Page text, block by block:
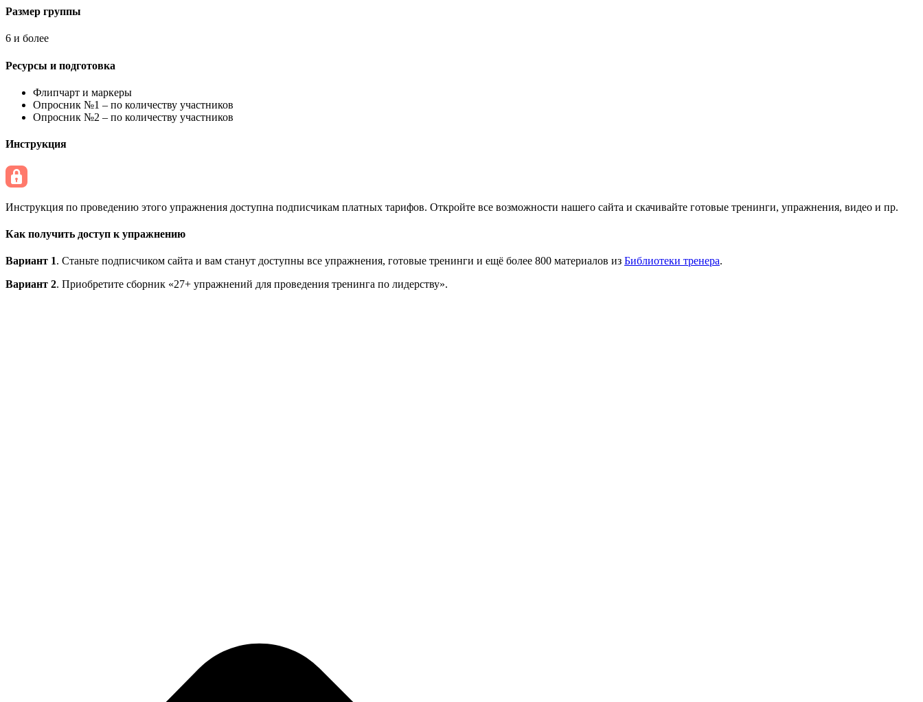
Размер группы
6 и более
Ресурсы и подготовка
Флипчарт и маркеры
Опросник №1 – по количеству участников
Опросник №2 – по количеству участников
Инструкция
Инструкция по проведению этого упражнения доступна подписчикам платных тарифов. Откройте все возможности нашего сайта и скачивайте готовые тренинги, упражнения, видео и пр.
Как получить доступ к упражнению
Вариант 1. Станьте подписчиком сайта и вам станут доступны все упражнения, готовые тренинги и ещё более 800 материалов из Библиотеки тренера.
Вариант 2. Приобретите сборник «27+ упражнений для проведения тренинга по лидерству».